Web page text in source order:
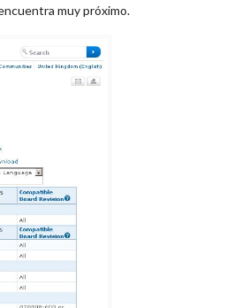
muy próximo.